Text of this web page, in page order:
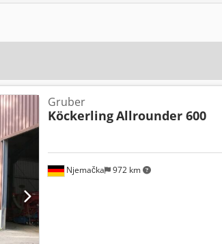
Njemačka 972 km
Gruber
KöckerlingAllrounder 600